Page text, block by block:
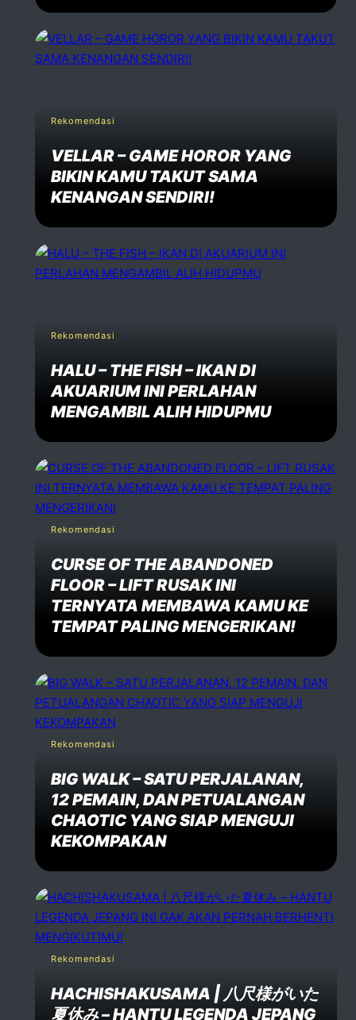
Email *
Website
Comment *
Post Comment
Rekomendasi
VELLAR – GAME HOROR YANG
BIKIN KAMU TAKUT SAMA
KENANGAN SENDIRI!
Rekomendasi
HALU – THE FISH – IKAN DI
AKUARIUM INI PERLAHAN
MENGAMBIL ALIH HIDUPMU
Rekomendasi
CURSE OF THE ABANDONED
FLOOR – LIFT RUSAK INI
TERNYATA MEMBAWA KAMU KE
TEMPAT PALING MENGERIKAN!
Rekomendasi
BIG WALK – SATU PERJALANAN,
12 PEMAIN, DAN PETUALANGAN
CHAOTIC YANG SIAP MENGUJI
KEKOMPAKAN
Rekomendasi
HACHISHAKUSAMA | 八尺様がいた
夏休み – HANTU LEGENDA JEPANG